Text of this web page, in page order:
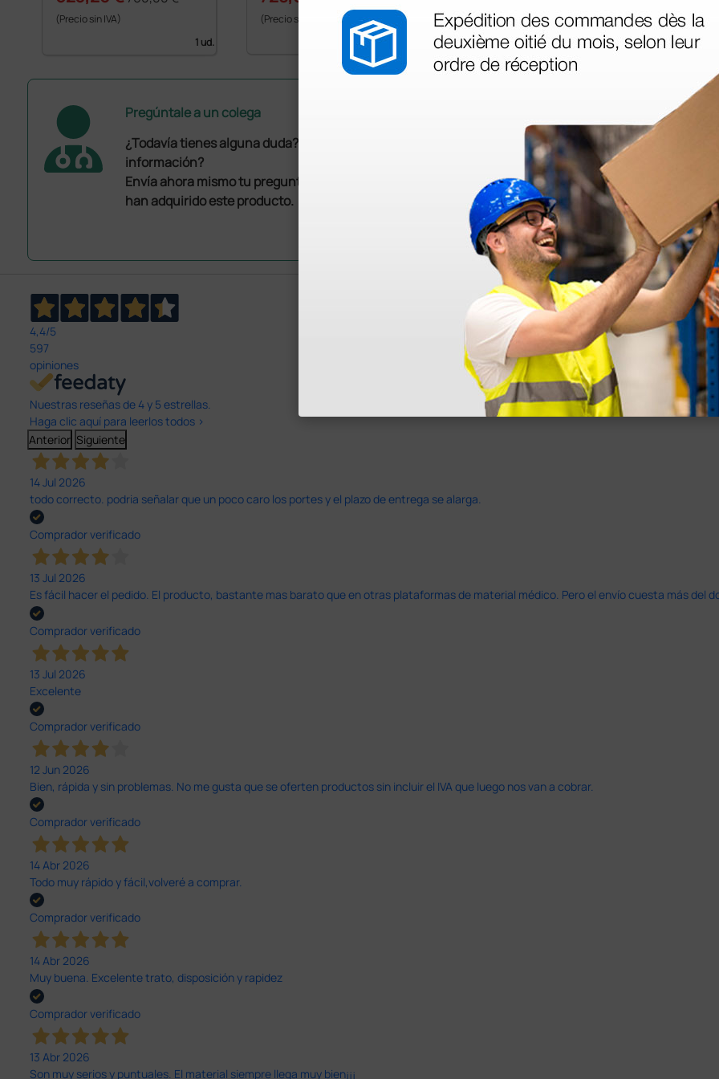
(Precio sin IVA)
1 ud.
(Precio sin IVA)
(Precio sin IVA)
1 ud.
(Precio sin
Pregúntale a un colega
¿Todavía tienes alguna duda? ¿Necesitas más
información?
Envía ahora mismo tu pregunta a los colegas que ya
han adquirido este producto.
4,4/5
597
opiniones
Nuestras reseñas de 4 y 5 estrellas.
Haga clic aquí para leerlos todos >
Anterior Siguiente
14 Jul 2026
todo correcto. podria señalar que un poco caro los portes y el plazo de entrega se alarga.
Comprador verificado
13 Jul 2026
Es fácil hacer el pedido. El producto, bastante mas barato que en otras plataformas de material médico. Pero el envío cuesta más del
Comprador verificado
13 Jul 2026
Excelente
Comprador verificado
12 Jun 2026
Bien, rápida y sin problemas. No me gusta que se oferten productos sin incluir el IVA que luego nos van a cobrar.
Comprador verificado
14 Abr 2026
Todo muy rápido y fácil,volveré a comprar.
Comprador verificado
14 Abr 2026
Muy buena. Excelente trato, disposición y rapidez
Comprador verificado
13 Abr 2026
Son muy serios y puntuales. El material siempre llega muy bien¡¡¡